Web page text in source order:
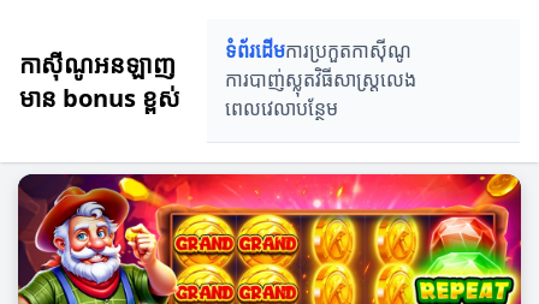
កាស៊ីណូអនឡាញ
មាន bonus ខ្ពស់
ទំព័រដើមការប្រកួតកាស៊ីណូ
ការបាញ់ស្លុតវិធីសាស្ត្រលេង
ពេលវេលាបន្ថែម